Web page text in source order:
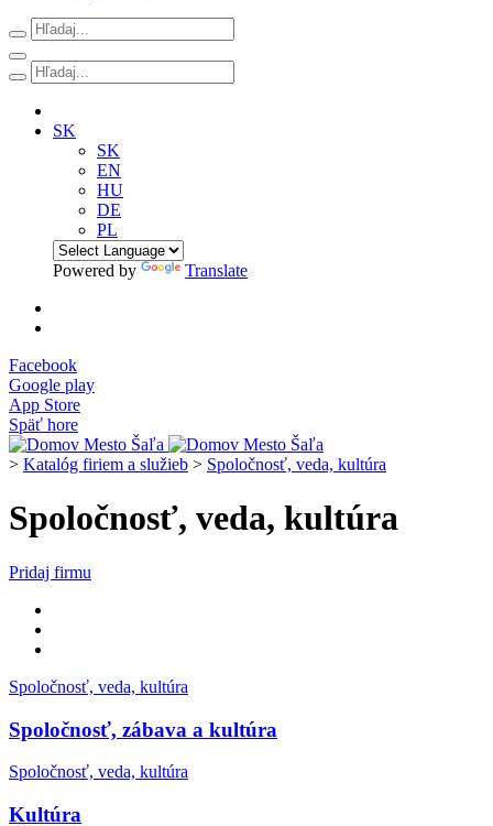
SK
SK
EN
HU
DE
PL
Powered by Translate
Facebook
Google play
App Store
Späť hore
> Katalóg firiem a služieb > Spoločnosť, veda, kultúra
Spoločnosť, veda, kultúra
Pridaj firmu
Spoločnosť, veda, kultúra
Spoločnosť, zábava a kultúra
Spoločnosť, veda, kultúra
Kultúra